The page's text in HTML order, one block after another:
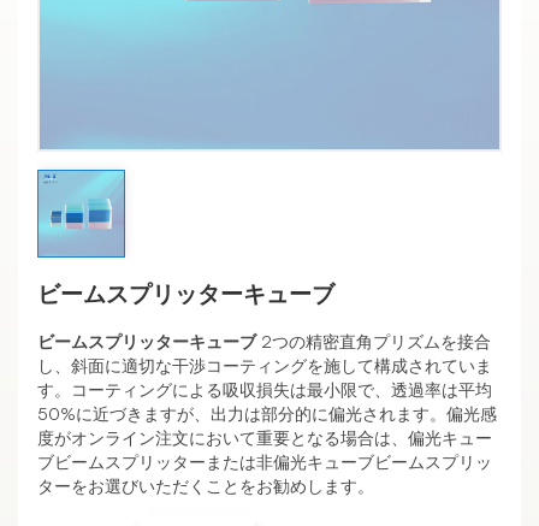
ビームスプリッターキューブ
ビームスプリッターキューブ2つの精密直角プリズムを接合
し、斜面に適切な干渉コーティングを施して構成されていま
す。コーティングによる吸収損失は最小限で、透過率は平均
50%に近づきますが、出力は部分的に偏光されます。偏光感
度がオンライン注文において重要となる場合は、偏光キュー
ブビームスプリッターまたは非偏光キューブビームスプリッ
ターをお選びいただくことをお勧めします。